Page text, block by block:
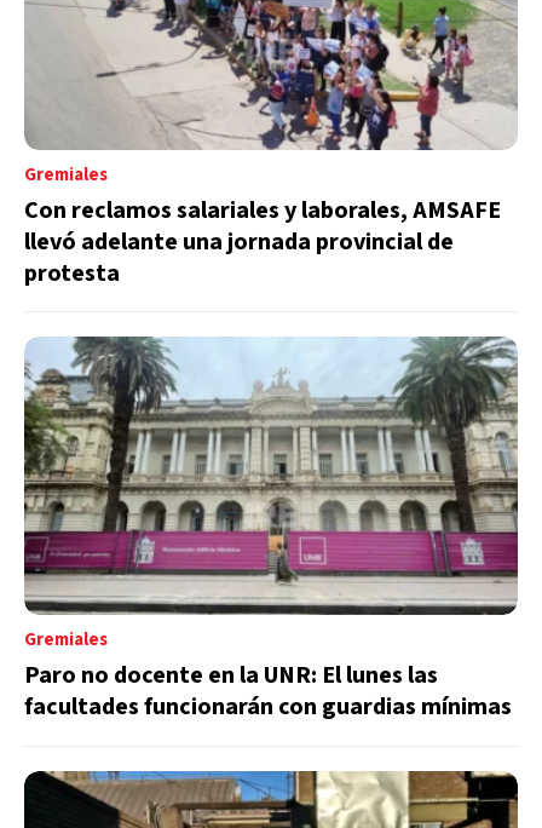
Gremiales
Con reclamos salariales y laborales, AMSAFE
llevó adelante una jornada provincial de
protesta
Gremiales
Paro no docente en la UNR: El lunes las
facultades funcionarán con guardias mínimas